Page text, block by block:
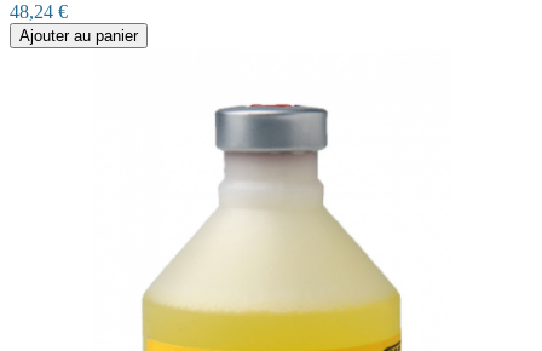
48,24 €
Ajouter au panier